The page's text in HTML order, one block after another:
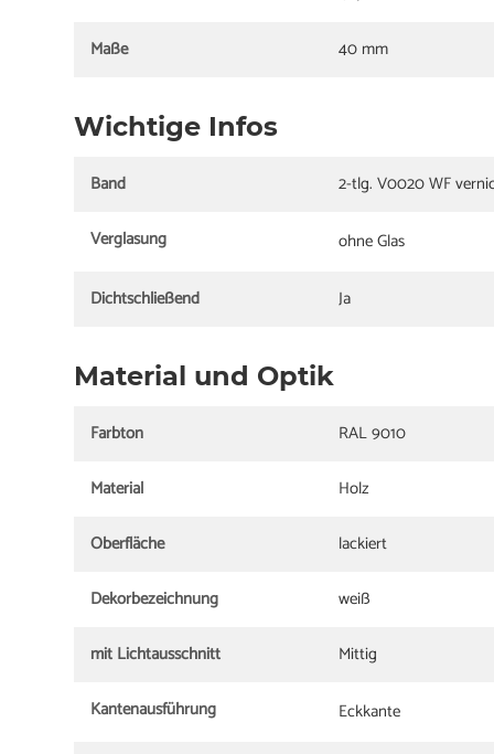
Maße
40 mm
Wichtige Infos
Band
2-tlg. V0020 WF
Verglasung
ohne Glas
Dichtschließend Ja
Material und Optik
Farbton
RAL 9010
Material
Holz
Oberfläche
lackiert
Dekorbezeichnung
weiß
mit Lichtausschnitt
Mittig
Kantenausführung
Eckkante